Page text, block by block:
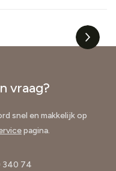
vraag?
snel en makkelijk op
pagina.
340 74